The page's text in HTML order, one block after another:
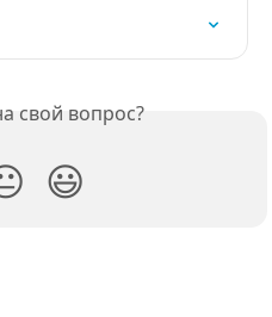
свой вопрос?
😃